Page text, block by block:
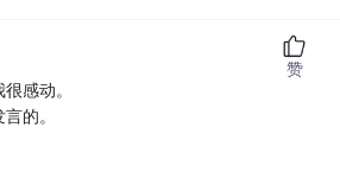
感动。
的。
赞